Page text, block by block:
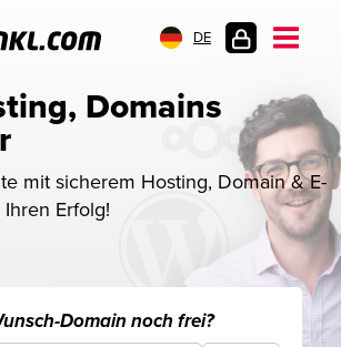
DE
Domains
mit sicherem Hosting, Domain & E-
Erfolg!
Domain noch frei?